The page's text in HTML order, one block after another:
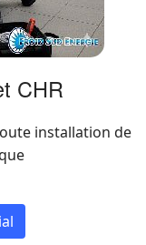
CHR
installation de